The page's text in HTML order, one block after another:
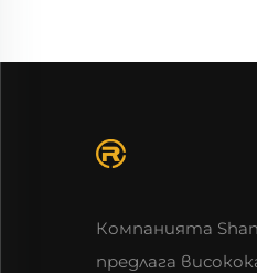
Компанията
предлага